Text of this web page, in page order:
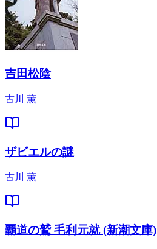
吉田松陰
古川 薫
ザビエルの謎
古川 薫
覇道の鷲 毛利元就 (新潮文庫)